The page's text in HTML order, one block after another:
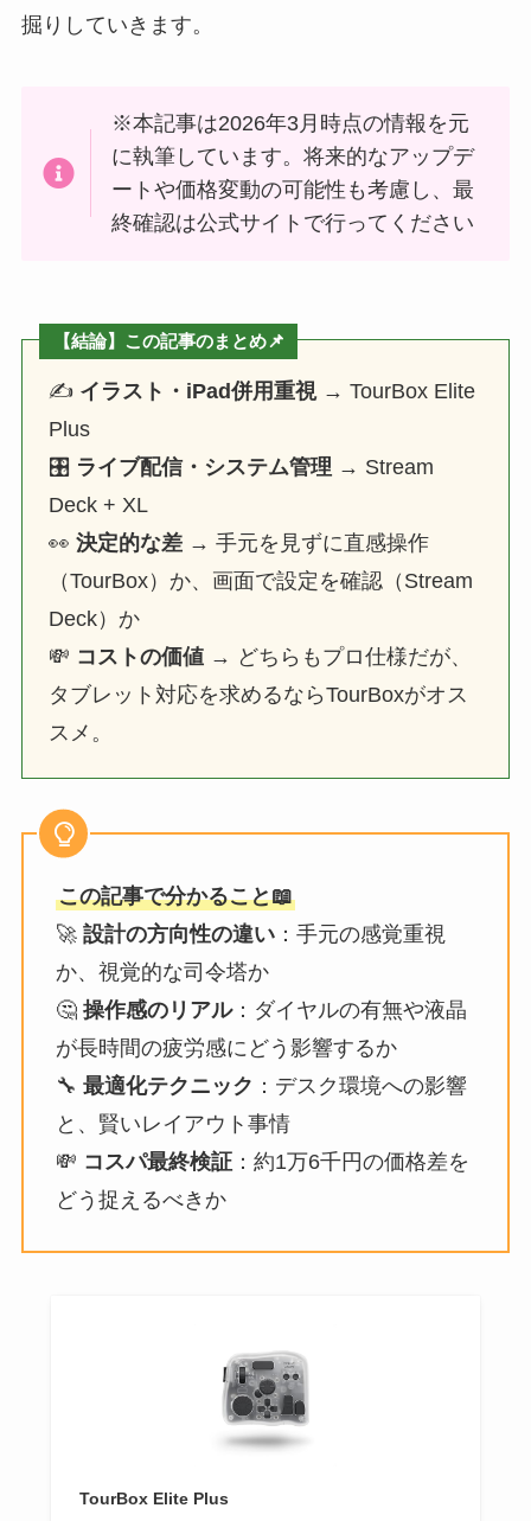
掘りしていきます。
※本記事は2026年3月時点の情報を元
に執筆しています。将来的なアップデ
ートや価格変動の可能性も考慮し、最
終確認は公式サイトで行ってください
【結論】この記事のまとめ📌
✍️ イラスト・iPad併用重視→ TourBox Elite
Plus
🎛️ ライブ配信・システム管理 → Stream
Deck + XL
👀決定的な差 → 手元を見ずに直感操作
（TourBox）か、画面で設定を確認（Stream
Deck）か
💸 コストの価値 → どちらもプロ仕様だが、
タブレット対応を求めるならTourBoxがオス
スメ。
この記事で分かること📖
🚀 設計の方向性の違い：手元の感覚重視
か、視覚的な司令塔か
🤔 操作感のリアル：ダイヤルの有無や液晶
が長時間の疲労感にどう影響するか
🔧 最適化テクニック ：デスク環境への影響
と、賢いレイアウト事情
💸 コスパ最終検証：約1万6千円の価格差を
どう捉えるべきか
TourBox Elite Plus